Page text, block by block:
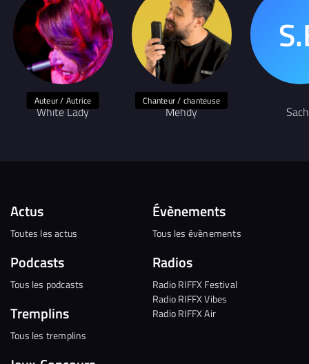
Auteur / Autrice
White Lady
Chanteur / chanteuse
Mehdy
Actus
Toutes les actus
Podcasts
Tous les podcasts
Tremplins
Tous les tremplins
Évènements
Tous les évènements
Radios
Radio RIFFX Festival
Radio RIFFX Vibes
Radio RIFFX Air